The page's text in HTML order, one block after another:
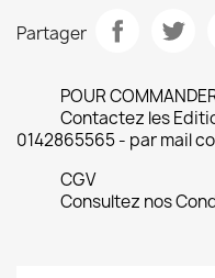
Partager
POUR
Contactez les
0142865565 - par mail
CGV
Consultez nos